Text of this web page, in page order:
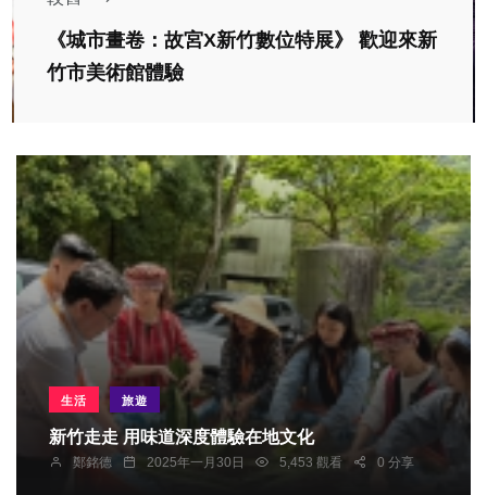
《城市畫卷：故宮X新竹數位特展》 歡迎來新
竹市美術館體驗
生活 旅遊
新竹走走 用味道深度體驗在地文化
鄭銘德 2025年一月30日 5,453 觀看 0 分享